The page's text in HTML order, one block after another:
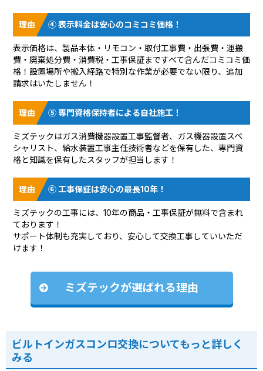
④ 表示料金は安心のコミコミ価格！
表示価格は、製品本体・リモコン・取付工事費・出張費・運搬
費・廃棄処分費・消費税・工事保証まですべて含んだコミコミ価
格！設置場所や搬入経路で特別な作業が必要でない限り、追加
請求はいたしません！
⑤ 専門資格保持者による自社施工！
ミズテックはガス消費機器設置工事監督者、ガス機器設置スペ
シャリスト、給水装置工事主任技術者などを保有した、専門資
格と知識を保有したスタッフが担当します！
⑥ 工事保証は安心の最長10年！
ミズテックの工事には、10年の商品・工事保証が無料で含まれ
ております！
サポート体制も充実しており、安心して交換工事していいただ
けます！
ミズテックが選ばれる理由
ビルトインガスコンロ交換についてもっと詳しく
みる